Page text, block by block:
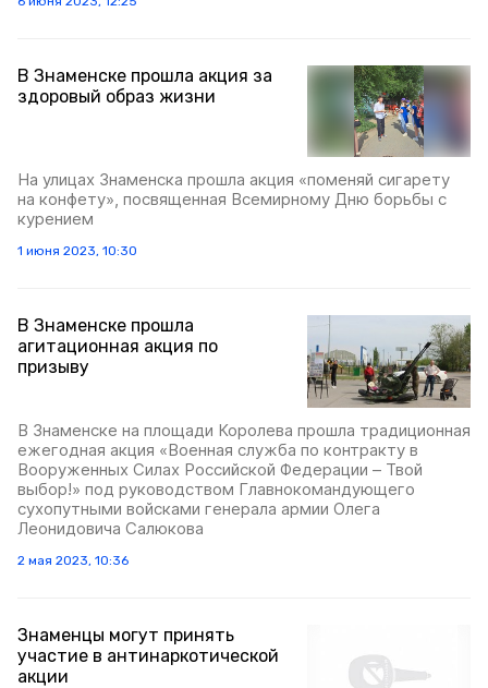
В Знаменске прошла акция за
здоровый образ жизни
На улицах Знаменска прошла акция «поменяй сигарету
на конфету», посвященная Всемирному Дню борьбы с
курением
1 июня 2023, 10:30
В Знаменске прошла
агитационная акция по
призыву
В Знаменске на площади Королева прошла традиционная
ежегодная акция «Военная служба по контракту в
Вооруженных Силах Российской Федерации – Твой
выбор!» под руководством Главнокомандующего
сухопутными войсками генерала армии Олега
Леонидовича Салюкова
2 мая 2023, 10:36
Знаменцы могут принять
участие в антинаркотической
акции